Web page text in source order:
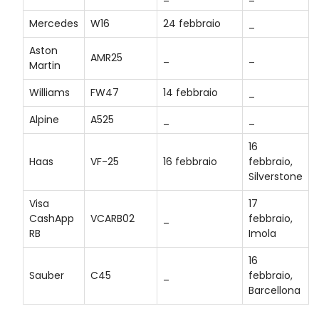
Mercedes
W16 24 febbraio
Aston
Martin
AMR25
Williams FW47 14 febbraio
Alpine
A525
Haas VF-25 16 febbraio
16
febbraio,
Silverstone
Visa
CashApp
RB
VCARB02
17
febbraio,
Imola
Sauber C45
16
febbraio,
Barcellona